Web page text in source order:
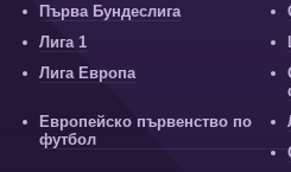
Първа Бундеслига
Лига 1
Лига Европа
Европейско първенство по
футбол